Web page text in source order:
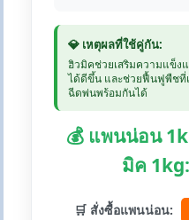
💎 เหตุผลที่ใช้คู่กัน:
ฮิวมิคช่วยเสริมความแข็ง
ได้ดีขึ้น และช่วยฟื้นฟูพืชที่
ฉีดพ่นพร้อมกันได้
💰 แพนน่อน
มิค
🛒 สั่งซื้อแพนน่อน: